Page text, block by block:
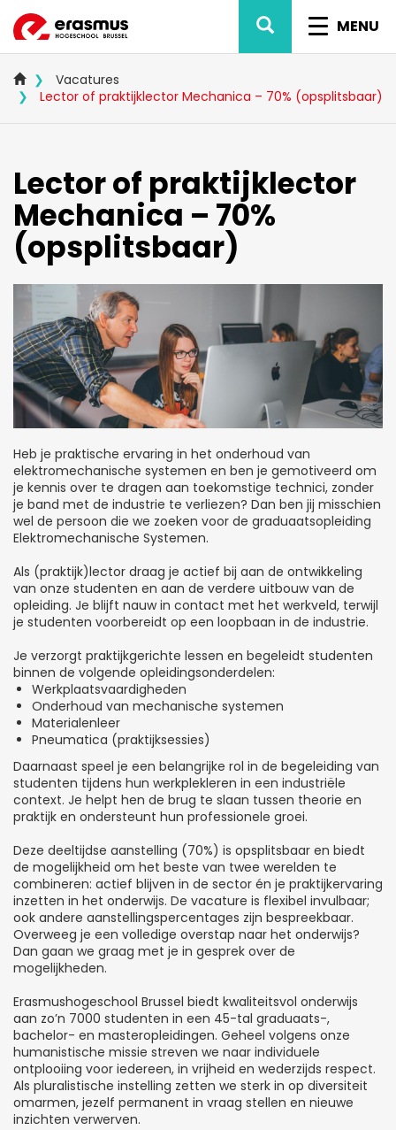
en
naar
de
inhoud
gaan
MENU
ZOEK
Vacatures
Lector of praktijklector Mechanica – 70% (opsplitsbaar)
Lector of praktijklector
Mechanica – 70%
(opsplitsbaar)
Heb je praktische ervaring in het onderhoud van
elektromechanische systemen en ben je gemotiveerd om
je kennis over te dragen aan toekomstige technici, zonder
je band met de industrie te verliezen? Dan ben jij misschien
wel de persoon die we zoeken voor de graduaatsopleiding
Elektromechanische Systemen.
Als (praktijk)lector draag je actief bij aan de ontwikkeling
van onze studenten en aan de verdere uitbouw van de
opleiding. Je blijft nauw in contact met het werkveld, terwijl
je studenten voorbereidt op een loopbaan in de industrie.
Je verzorgt praktijkgerichte lessen en begeleidt studenten
binnen de volgende opleidingsonderdelen:
Werkplaatsvaardigheden
Onderhoud van mechanische systemen
Materialenleer
Pneumatica (praktijksessies)
Daarnaast speel je een belangrijke rol in de begeleiding van
studenten tijdens hun werkplekleren in een industriële
context. Je helpt hen de brug te slaan tussen theorie en
praktijk en ondersteunt hun professionele groei.
Deze deeltijdse aanstelling (70%) is opsplitsbaar en biedt
de mogelijkheid om het beste van twee werelden te
combineren: actief blijven in de sector én je praktijkervaring
inzetten in het onderwijs. De vacature is flexibel invulbaar;
ook andere aanstellingspercentages zijn bespreekbaar.
Overweeg je een volledige overstap naar het onderwijs?
Dan gaan we graag met je in gesprek over de
mogelijkheden.
Erasmushogeschool Brussel biedt kwaliteitsvol onderwijs
aan zo’n 7000 studenten in een 45-tal graduaats-,
bachelor- en masteropleidingen. Geheel volgens onze
humanistische missie streven we naar individuele
ontplooiing voor iedereen, in vrijheid en wederzijds respect.
Als pluralistische instelling zetten we sterk in op diversiteit
omarmen, jezelf permanent in vraag stellen en nieuwe
inzichten verwerven.